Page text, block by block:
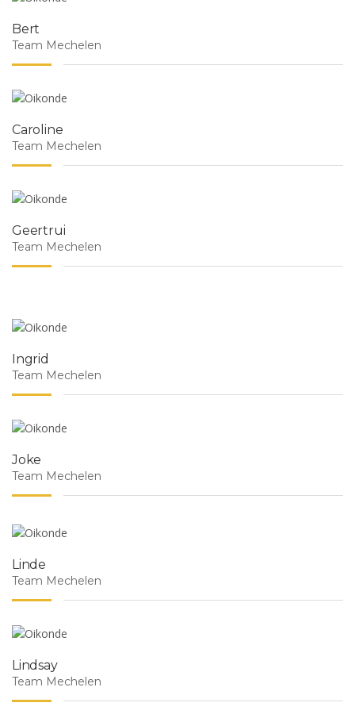
Bert
Team Mechelen
Caroline
Team Mechelen
Geertrui
Team Mechelen
Ingrid
Team Mechelen
Joke
Team Mechelen
Linde
Team Mechelen
Lindsay
Team Mechelen